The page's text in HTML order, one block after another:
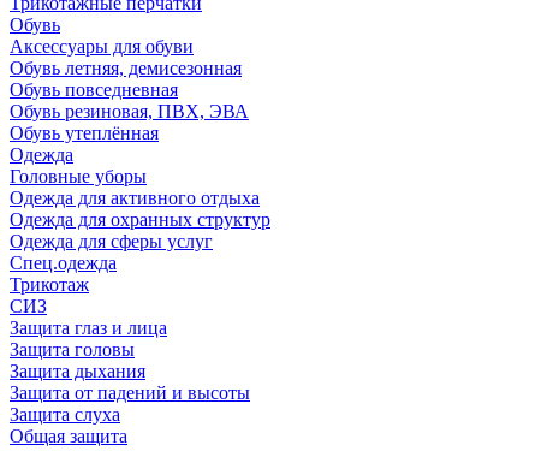
Обувь
Аксессуары для обуви
Обувь летняя, демисезонная
Обувь повседневная
Обувь резиновая, ПВХ, ЭВА
Обувь утеплённая
Одежда
Головные уборы
Одежда для активного отдыха
Одежда для охранных структур
Одежда для сферы услуг
Спец.одежда
Трикотаж
СИЗ
Защита глаз и лица
Защита головы
Защита дыхания
Защита от падений и высоты
Защита слуха
Общая защита